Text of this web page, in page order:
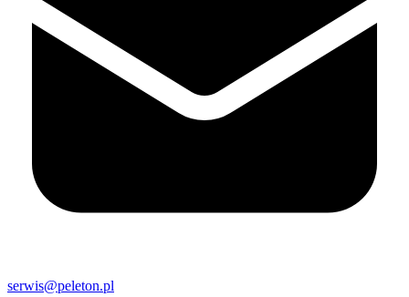
serwis@peleton.pl